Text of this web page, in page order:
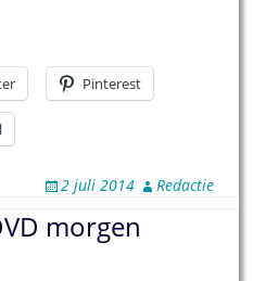
Pinterest
2 juli 2014 Redactie
morgen